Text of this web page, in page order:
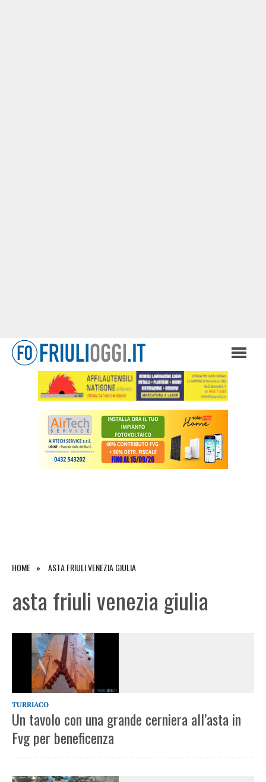
HOME ASTA FRIULI VENEZIA GIULIA
asta friuli venezia giulia
TURRIACO
Un tavolo con una grande cerniera all’asta in
Fvg per beneficenza